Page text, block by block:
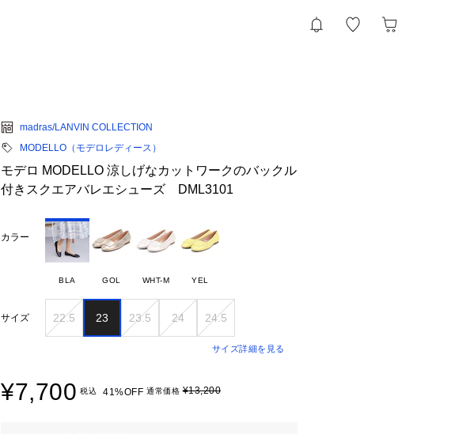
madras/LANVIN COLLECTION
MODELLO（モデロレディース）
モデロ MODELLO 涼しげなカットワークのバックル
付きスクエアバレエシューズ DML3101
カラー
BLA GOL WHT-M YEL
サイズ 22.5 23 23.5 24 24.5
サイズ詳細を見る
¥7,700 税込 41%OFF 通常価格¥13,200